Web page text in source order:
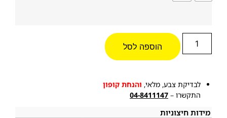
הוספה לסל
לבדיקת צבע, מלאי, והנחת קופון
התקשרו – 04-8411147
מידות חיצוניות